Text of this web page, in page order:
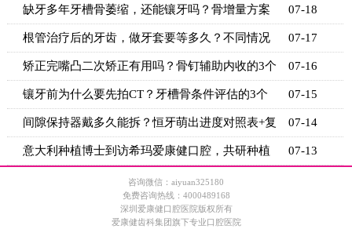
缺牙多年牙槽骨萎缩，还能镶牙吗？骨增量方案
+适用条
07-18
根管治疗后的牙齿，做牙套要等多久？不同情况
的等待时
07-17
矫正完嘴凸二次矫正有用吗？骨钉辅助内收的3个
关键条
07-16
镶牙前为什么要先拍CT？牙槽骨条件评估的3个
关键指标
07-15
间隙保持器戴多久能拆？恒牙萌出进度对照表+复
诊时间
07-14
意大利种植博士到访希玛爱康健口腔，共研种植 07-13
咨询微信：aiyuan325180
免费咨询热线：4000489168
深圳爱康健口腔医院版权所有
爱康健齿科集团旗下专业口腔医院